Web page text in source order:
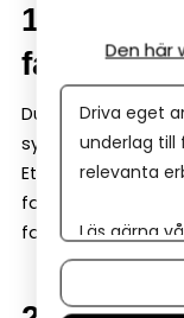
1. Samla
fakturor
Du ska inte spara
systemet.
Ett bra
fakturor och
fakturor – så att
Den här
Driva eget
underlag till
relevanta
Läs gärna
Om du vill